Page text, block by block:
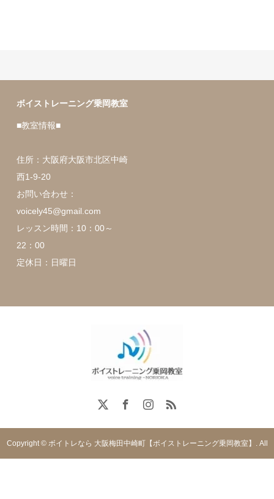
ボイストレーニング乗岡教室
■教室情報■
住所：大阪府大阪市北区中崎
西1-9-20
お問い合わせ：
voicely45@gmail.com
レッスン時間：10：00～
22：00
定休日：日曜日
Copyright © ボイトレなら 大阪梅田中崎町【ボイストレーニング乗岡教室】. All